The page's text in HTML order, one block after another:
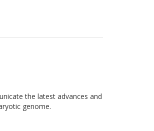
the latest advances and
genome.